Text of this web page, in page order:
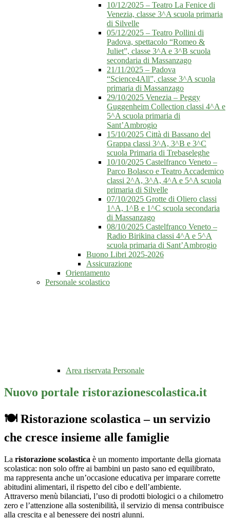
10/12/2025 – Teatro La Fenice di
Venezia, classe 3^A scuola primaria
di Silvelle
05/12/2025 – Teatro Pollini di
Padova, spettacolo “Romeo &
Juliet”, classe 3^A e 3^B scuola
secondaria di Massanzago
21/11/2025 – Padova
“Science4All”, classe 3^A scuola
primaria di Massanzago
29/10/2025 Venezia – Peggy
Guggenheim Collection classi 4^A e
5^A scuola primaria di
Sant’Ambrogio
15/10/2025 Città di Bassano del
Grappa classi 3^A, 3^B e 3^C
scuola Primaria di Trebaseleghe
10/10/2025 Castelfranco Veneto –
Parco Bolasco e Teatro Accademico
classi 2^A, 3^A, 4^A e 5^A scuola
primaria di Silvelle
07/10/2025 Grotte di Oliero classi
1^A, 1^B e 1^C scuola secondaria
di Massanzago
08/10/2025 Castelfranco Veneto –
Radio Birikina classi 4^A e 5^A
scuola primaria di Sant’Ambrogio
Buono Libri 2025-2026
Assicurazione
Orientamento
Personale scolastico
Area riservata Personale
Nuovo portale ristorazionescolastica.it
🍽️ Ristorazione scolastica – un servizio
che cresce insieme alle famiglie
La ristorazione scolastica è un momento importante della giornata
scolastica: non solo offre ai bambini un pasto sano ed equilibrato,
ma rappresenta anche un’occasione educativa per imparare corrette
abitudini alimentari, il rispetto del cibo e dell’ambiente.
Attraverso menù bilanciati, l’uso di prodotti biologici o a chilometro
zero e l’attenzione alla sostenibilità, il servizio di mensa contribuisce
alla crescita e al benessere dei nostri alunni.